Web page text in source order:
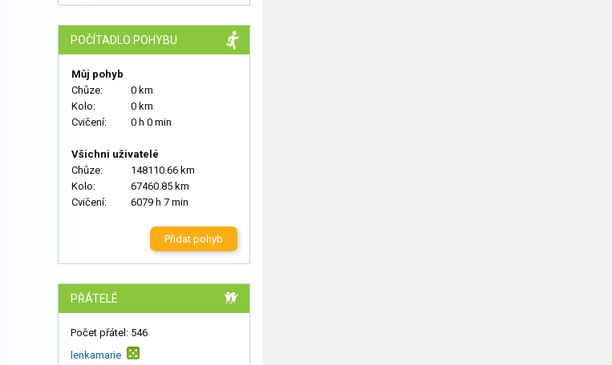
POČÍTADLO POHYBU
Můj pohyb
Chůze:
0 km
Kolo:
0 km
Cvičení:
0 h 0 min
Všichni uživatelé
Chůze:
148110.66 km
Kolo:
67460.85 km
Cvičení:
6079 h 7 min
Přidat pohyb
PŘÁTELÉ
Počet přátel: 546
lenkamarie